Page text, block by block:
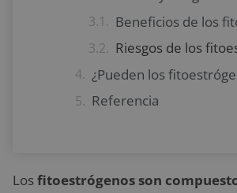
Beneficios de los
Riesgos de los
Referencia
Losfitoestrógenos son